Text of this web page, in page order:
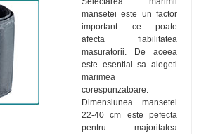
mansetei este un factor
important ce poate
afecta fiabilitatea
masuratorii. De aceea
este esential sa alegeti
marimea
corespunzatoare.
Dimensiunea mansetei
22-40 cm este pefecta
pentru majoritatea